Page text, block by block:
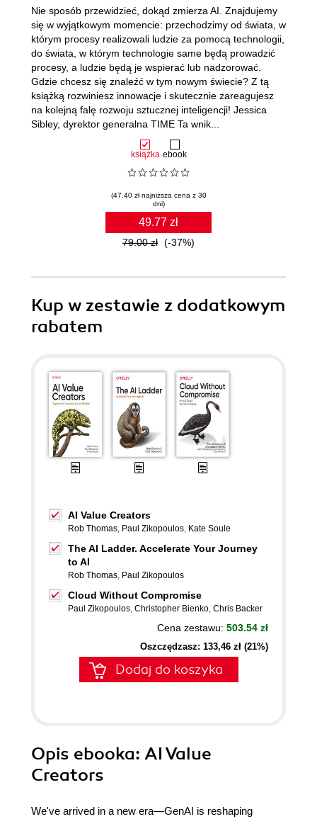
książka ebook
(47.40 zł najniższa cena z 30
dni)
49.77 zł
79.00 zł (-37%)
Nie sposób przewidzieć, dokąd zmierza AI. Znajdujemy
się w wyjątkowym momencie: przechodzimy od świata, w
którym procesy realizowali ludzie za pomocą technologii,
do świata, w którym technologie same będą prowadzić
procesy, a ludzie będą je wspierać lub nadzorować.
Gdzie chcesz się znaleźć w tym nowym świecie? Z tą
książką rozwiniesz innowacje i skutecznie zareagujesz
na kolejną falę rozwoju sztucznej inteligencji! Jessica
Sibley, dyrektor generalna TIME Ta wnik...
Kup w zestawie z dodatkowym
rabatem
AI Value Creators
Rob Thomas, Paul Zikopoulos, Kate Soule
The AI Ladder. Accelerate Your Journey
to AI
Rob Thomas, Paul Zikopoulos
Cloud Without Compromise
Paul Zikopoulos, Christopher Bienko, Chris Backer
Cena zestawu: 503.54 zł
Oszczędzasz: 133,46 zł (21%)
Dodaj do koszyka
Opis ebooka: AI Value
Creators
We've arrived in a new era—GenAI is reshaping